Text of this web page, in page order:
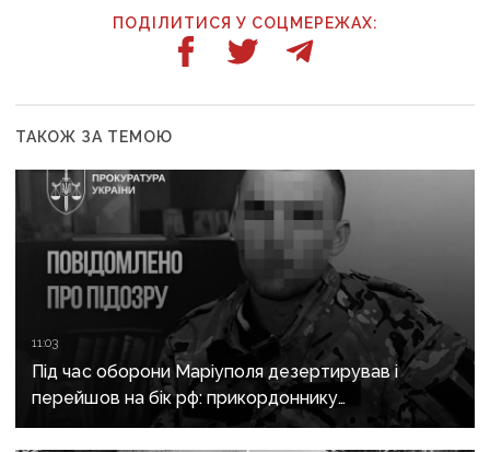
ПОДІЛИТИСЯ У СОЦМЕРЕЖАХ:
ТАКОЖ ЗА ТЕМОЮ
11:03
Під час оборони Маріуполя дезертирував і
перейшов на бік рф: прикордоннику
з «Азовсталі» повідомили про підозру